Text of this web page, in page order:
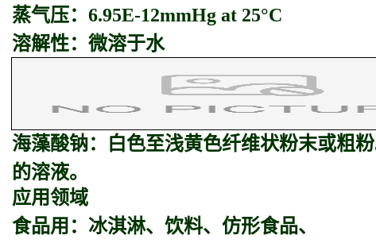
蒸气压：6.95E-12mmHg at 25°C
溶解性：微溶于水
海藻酸钠：
白色至浅黄色纤维状粉末或粗
的溶液。
应用领域
食品用：冰淇淋、饮料、仿形食品、